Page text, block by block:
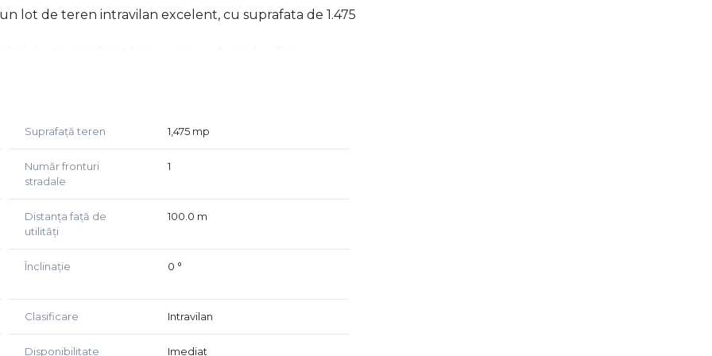
lot de teren intravilan excelent, cu suprafata de 1.475
si este amplasat intr-o zona urbana in plina
in imediata proximitate
individuale
Suprafață teren 1,475 mp
Număr fronturi
stradale
1
Distanța față de
utilități
100.0 m
Înclinație 0 °
Clasificare Intravilan
Disponibilitate Imediat